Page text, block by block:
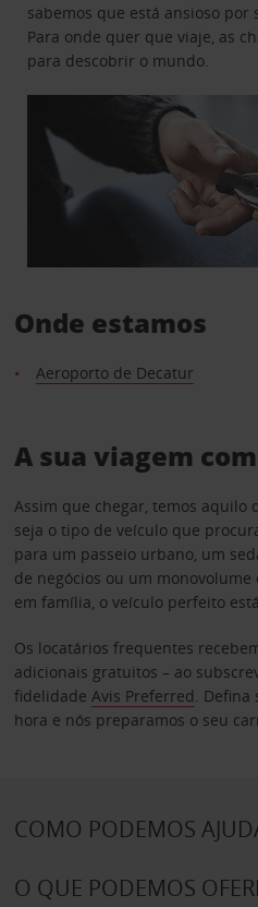
sabemos que está ansioso por
Para onde quer que viaje, as
para descobrir o mundo.
Onde estamos
Aeroporto de Decatur
A sua viagem
Assim que chegar, temos aquilo
seja o tipo de veículo que
para um passeio urbano, um
de negócios ou um
em família, o veículo perfeito
Os locatários frequentes
adicionais gratuitos – ao
fidelidade Avis Preferred. Defina
hora e nós preparamos o seu
COMO PODEMOS
O QUE PODEMOS